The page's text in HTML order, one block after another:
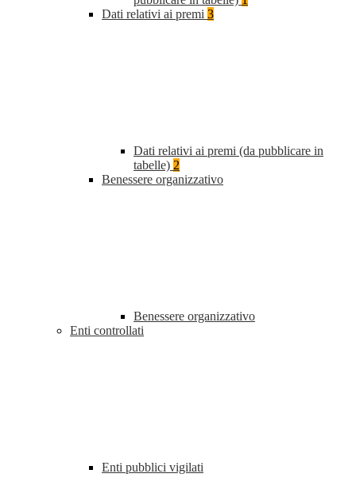
Dati relativi ai premi 3
Dati relativi ai premi (da pubblicare in
tabelle) 2
Benessere organizzativo
Benessere organizzativo
Enti controllati
Enti pubblici vigilati